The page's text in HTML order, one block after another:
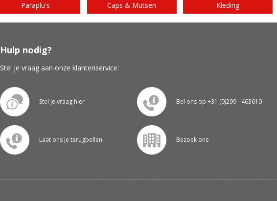
Paraplu's Caps & Mutsen Kleding
Hulp nodig?
Stel je vraag aan onze klantenservice:
Stel je vraag hier Bel ons op +31 (0)299 - 463610
Laat ons je terugbellen Bezoek ons